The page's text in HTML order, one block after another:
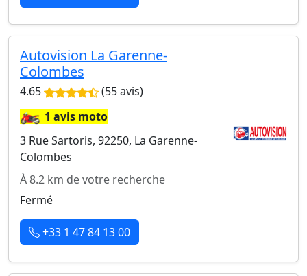
Autovision La Garenne-
Colombes
4.65 (55 avis)
🏍️1 avis moto
3 Rue Sartoris, 92250, La Garenne-
Colombes
À 8.2 km de votre recherche
Fermé
+33 1 47 84 13 00